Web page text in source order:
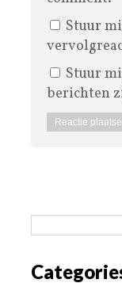
Stuur
Stuur
berichten